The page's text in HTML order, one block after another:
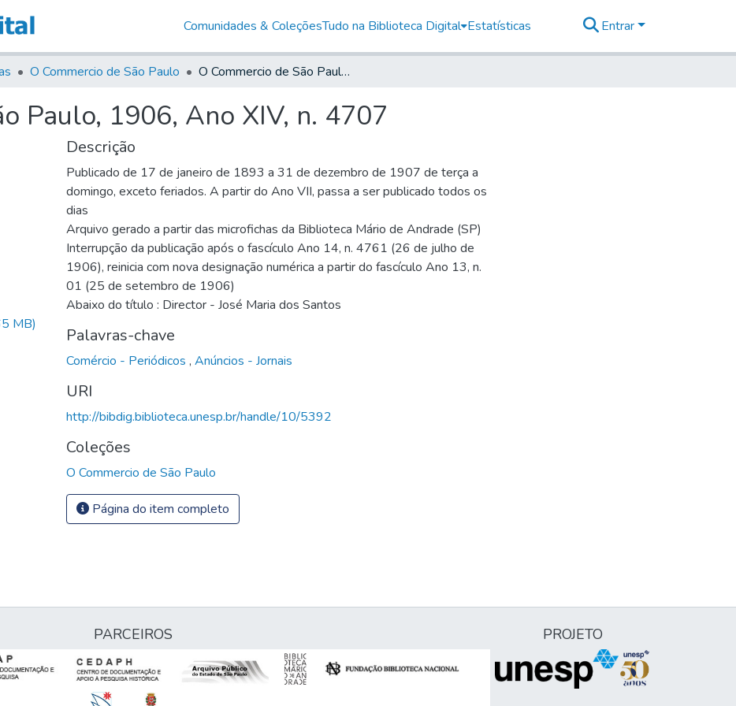
Comunidades & ColeçõesTudo na Biblioteca Digital Estatísticas Entrar
O Commercio de São Paulo O Commercio de São Paulo, 1906, Ano XIV, n. 4707
Paulo, 1906, Ano XIV, n. 4707
MB)
Descrição
Publicado de 17 de janeiro de 1893 a 31 de dezembro de 1907 de terça a
domingo, exceto feriados. A partir do Ano VII, passa a ser publicado todos os
dias
Arquivo gerado a partir das microfichas da Biblioteca Mário de Andrade (SP)
Interrupção da publicação após o fascículo Ano 14, n. 4761 (26 de julho de
1906), reinicia com nova designação numérica a partir do fascículo Ano 13, n.
01 (25 de setembro de 1906)
Abaixo do título : Director - José Maria dos Santos
Palavras-chave
Comércio - Periódicos , Anúncios - Jornais
URI
http://bibdig.biblioteca.unesp.br/handle/10/5392
Coleções
O Commercio de São Paulo
Página do item completo
PARCEIROS PROJETO